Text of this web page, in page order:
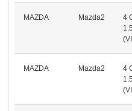
MAZDA Mazda2
4
MAZDA Mazda2
4